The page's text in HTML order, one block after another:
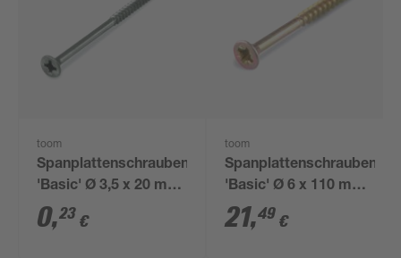
toom
Spanplattenschrauben
'Basic' Ø 3,5 x 20 mm
A2 PZ
0,23 €
toom
Spanplattenschrauben
'Basic' Ø 6 x 110 mm
PZ3 100 Stück
21,49 €